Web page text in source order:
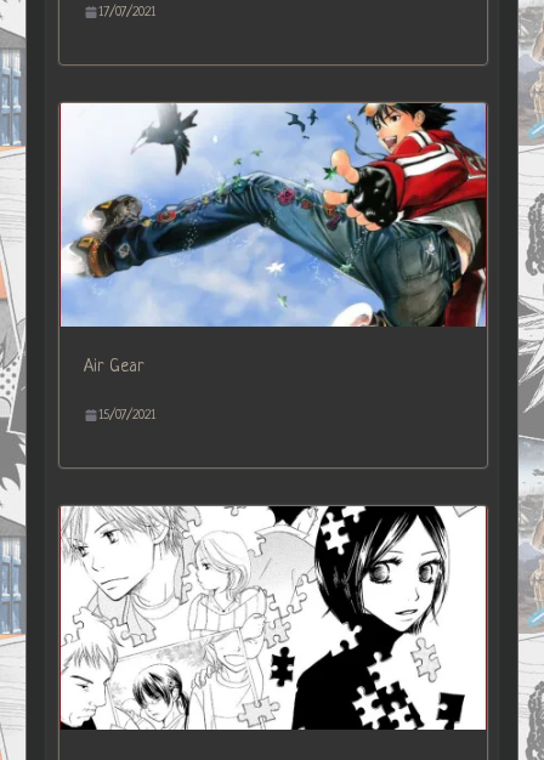
17/07/2021
Air Gear
15/07/2021